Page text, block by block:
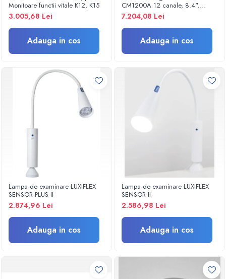
Umidificatoare
Monitorizare somn
Masurare
Cantare
Taliometre / Pediometre
Masurare corporala
Alcoolmetre
Prim ajutor, urgenta & reanimare
Truse urgente
Rucsacuri
Foarfece
Truse pentru resuscitare / reanimare
Protectie si acoperiri in urgente
Aparatura si echipamente
Monitoare functii vitale K12, K15
3.005,68 Lei
Adauga in cos
CM1200A 12 canale, 8.4",
Portabil, Touch screen,
Acumulator Li-Ion
7.204,08 Lei
Adauga in cos
Lampa de examinare LUXIFLEX
SENSOR PLUS II
2.874,96 Lei
Adauga in cos
Lampa de examinare LUXIFLEX
SENSOR II
2.586,98 Lei
Adauga in cos